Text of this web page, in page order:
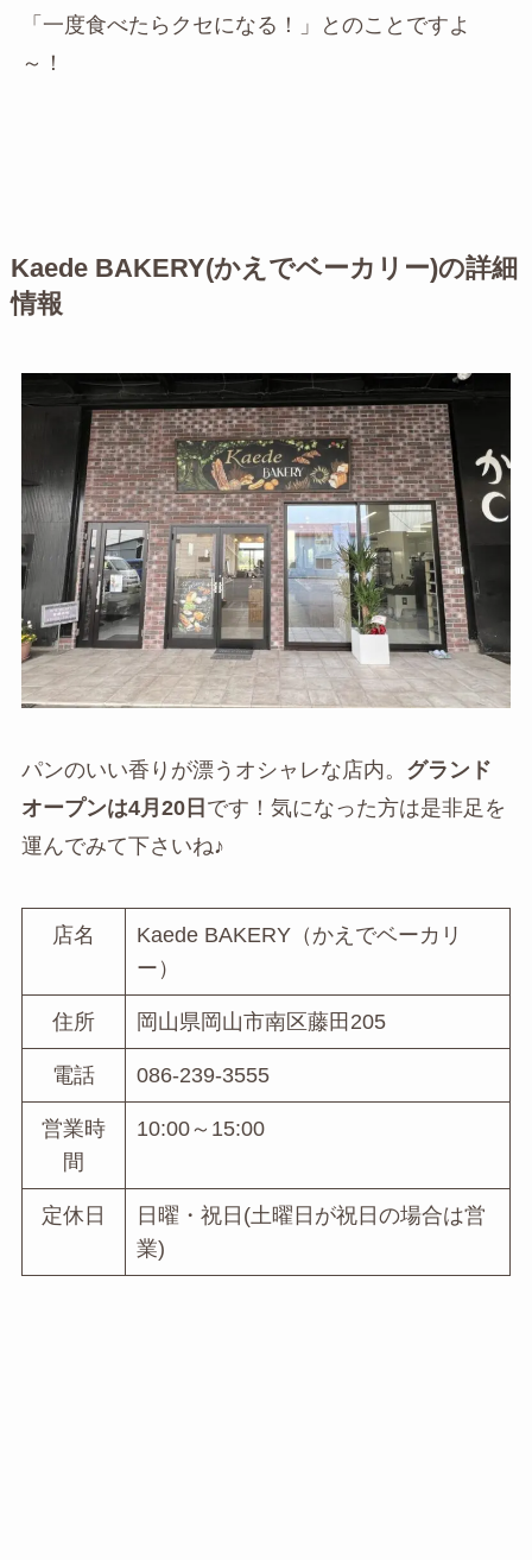
「一度食べたらクセになる！」とのことですよ
～！
Kaede BAKERY(かえでベーカリー)の詳細
情報
パンのいい香りが漂うオシャレな店内。 グランド
オープンは4月20日 です！気になった方は是非足を
運んでみて下さいね♪
店名
Kaede BAKERY（かえでベーカリ
ー）
住所 岡山県岡山市南区藤田205
電話 086-239-3555
営業時
間
10:00～15:00
定休日
日曜・祝日(土曜日が祝日の場合は営
業)